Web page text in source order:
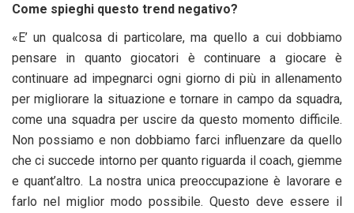
Come spieghi questo trend negativo?
«E’ un qualcosa di particolare, ma quello a cui dobbiamo
pensare in quanto giocatori è continuare a giocare è
continuare ad impegnarci ogni giorno di più in allenamento
per migliorare la situazione e tornare in campo da squadra,
come una squadra per uscire da questo momento difficile.
Non possiamo e non dobbiamo farci influenzare da quello
che ci succede intorno per quanto riguarda il coach, giemme
e quant’altro. La nostra unica preoccupazione è lavorare e
farlo nel miglior modo possibile. Questo deve essere il